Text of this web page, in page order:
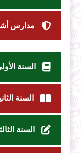
مدارس
السنة
السنة
السنة